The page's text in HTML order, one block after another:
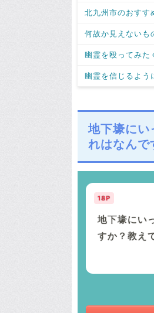
北九州市のおすす
何故か見えないも
幽霊を殴ってみた
幽霊を信じるよう
地下壕にい
れはなんで
18P
地下壕にい
すか？教え